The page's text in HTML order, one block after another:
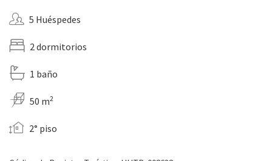
5 Huéspedes
2 dormitorios
1 baño
50 m2
2° piso